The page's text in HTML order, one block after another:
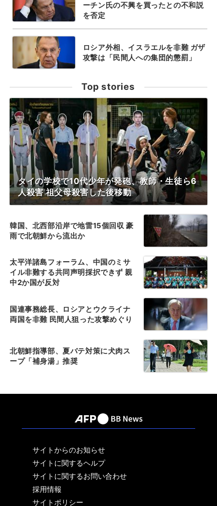
ーチン氏の不興を買ったとの不和説
を否定
ロシア外相、イスラエルを非難 ガザ
攻撃は「民間人への集団的懲罰」
Top stories
タイの学校で10代少年が発砲、教師・生徒ら6
人殺害 祖父母殺害した後移動
韓国、北西部沿岸で地雷15個回収 豪
雨で北朝鮮から流出か
太平洋諸島フォーラム、中国のミサ
イル非難する共同声明採択できず 親
中2か国が反対
国連事務総長、ロシアとウクライナ
両国を非難 民間人狙った攻撃めぐり
北朝鮮指導部、夏バテ対策に犬肉ス
ープ「補身湯」推奨
サイトからのお知らせ
サイトに関するヘルプ
サイトに関するお問い合わせ
採用情報
サイトポリシー